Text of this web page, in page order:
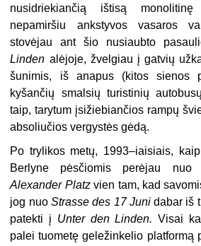
nusidriekiančią ištisą
nepamiršiu ankstyvos vasaros
stovėjau ant šio nusiaubto
Linden alėjoje, žvelgiau į gatvių
šunimis, iš anapus (kitos sienos
kyšančių smalsių turistinių
taip, tarytum įsižie­biančios rampų
absoliučios vergystės gėdą.
Po trylikos metų, 1993–iaisiais,
Berlyne pėsčiomis perėjau nuo
Alexander Platzvien tam, kad
jog nuoStrasse des 17 Junidabar iš
patekti į Unter den Linden. Visai
palei tuometę geležinkelio plat­formą